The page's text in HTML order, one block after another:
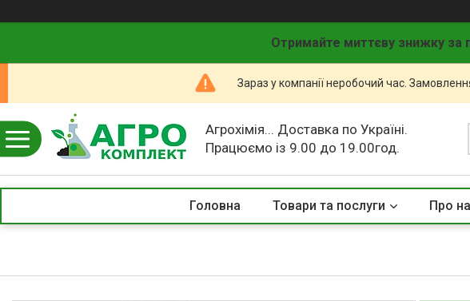
Отримайте миттєву знижку за
Зараз у компанії неробочий час.
Агрохімія... Доставка по Україні.
Працюємо із 9.00 до 19.00год.
Головна Товари та послуги Про